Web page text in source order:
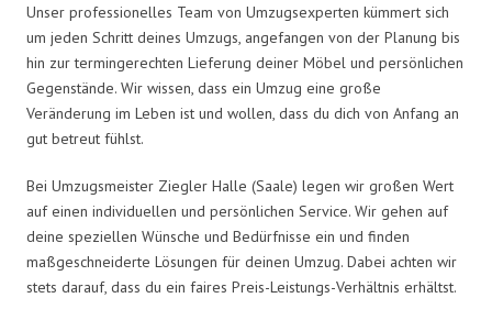
Unser professionelles Team von Umzugsexperten kümmert sich
um jeden Schritt deines Umzugs, angefangen von der Planung bis
hin zur termingerechten Lieferung deiner Möbel und persönlichen
Gegenstände. Wir wissen, dass ein Umzug eine große
Veränderung im Leben ist und wollen, dass du dich von Anfang an
gut betreut fühlst.
Bei Umzugsmeister Ziegler Halle (Saale) legen wir großen Wert
auf einen individuellen und persönlichen Service. Wir gehen auf
deine speziellen Wünsche und Bedürfnisse ein und finden
maßgeschneiderte Lösungen für deinen Umzug. Dabei achten wir
stets darauf, dass du ein faires Preis-Leistungs-Verhältnis erhältst.